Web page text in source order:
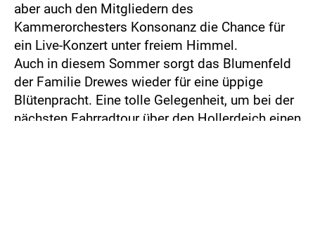
aber auch den Mitgliedern des
Kammerorchesters Konsonanz die Chance für
ein Live-Konzert unter freiem Himmel.
Auch in diesem Sommer sorgt das Blumenfeld
der Familie Drewes wieder für eine üppige
Blütenpracht. Eine tolle Gelegenheit, um bei der
nächsten Fahrradtour über den Hollerdeich einen